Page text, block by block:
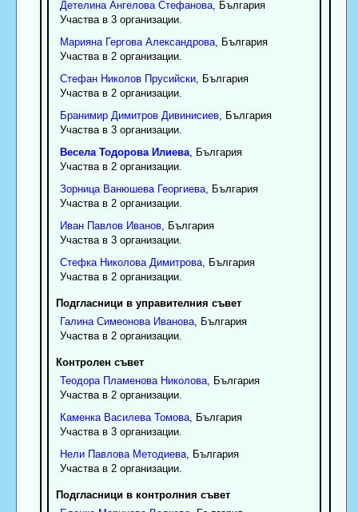
Детелина Ангелова Стефанова, България
Участва в 3 организации.
Марияна Гергова Александрова, България
Участва в 2 организации.
Стефан Николов Прусийски, България
Участва в 2 организации.
Бранимир Димитров Дивинисиев, България
Участва в 3 организации.
Весела Тодорова Илиева, България
Участва в 2 организации.
Зорница Ванюшева Георгиева, България
Участва в 2 организации.
Иван Павлов Иванов, България
Участва в 3 организации.
Стефка Николова Димитрова, България
Участва в 2 организации.
Подгласници в управителния съвет
Галина Симеонова Иванова, България
Участва в 2 организации.
Контролен съвет
Теодора Пламенова Николова, България
Участва в 2 организации.
Каменка Василева Томова, България
Участва в 3 организации.
Нели Павлова Методиева, България
Участва в 2 организации.
Подгласници в контролния съвет